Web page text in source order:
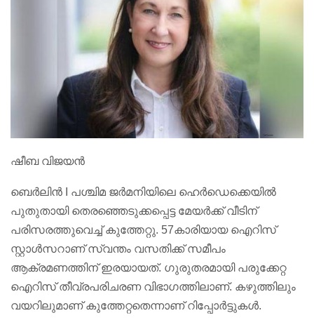
ഷീബ വിജയൻ
ബെര്‍ലിന്‍ I പശ്ചിമ ജര്‍മനിയിലെ ഹെര്‍ഡെക്കെയില്‍
പുതുതായി തെരഞ്ഞെടുക്കപ്പെട്ട മേയർക്ക് വീടിന്
പരിസരത്തുവെച്ച് കുത്തേറ്റു. 57കാരിയായ ഐറിസ്
സ്റ്റാള്‍സറാണ് സ്വന്തം വസതിക്ക് സമീപം
ആക്രമണത്തിന് ഇരയായത്. ഗുരുതരമായി പരുക്കേറ്റ
ഐറിസ് തീവ്രപരിചരണ വിഭാഗത്തിലാണ്. കഴുത്തിലും
വയറിലുമാണ് കുത്തേറ്റതെന്നാണ് റിപ്പോർട്ടുകൾ.